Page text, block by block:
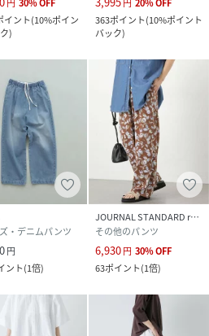
です。
ひご利用ください。
L.BLU×NAT)
ス
綿45%
円 30%OFF
イント(10%ポイン
)
円 20%OFF
363ポイント(10%ポイント
バック)
・デニムパンツ
円
ント(1倍)
JOURNAL STANDARD relume
その他のパンツ
6,930円 30%OFF
63ポイント(1倍)